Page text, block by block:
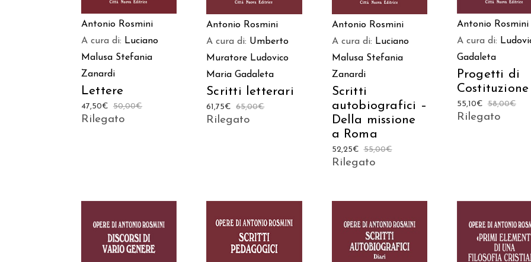
Antonio Rosmini
A cura di: Luciano
Malusa Stefania
Zanardi
Lettere
50,00€
47,50€
Rilegato
Antonio Rosmini
A cura di: Umberto
Muratore Ludovico
Maria Gadaleta
Scritti letterari
65,00€
61,75€
Rilegato
Antonio Rosmini
A cura di: Luciano
Malusa Stefania
Zanardi
Scritti
autobiografici –
Della missione
a Roma
55,00€
52,25€
Rilegato
Antonio Rosmini
A cura di:
Gadaleta
Progetti di
Costituzione
58,00€
55,10€
Rilegato